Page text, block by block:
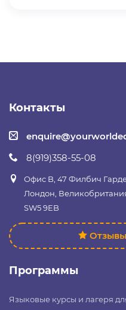
Контакты
8(919)358-55-08
Офис B, 47 Филбич
Лондон,
SW5 9EB
Программы
Языковые курсы и лагеря